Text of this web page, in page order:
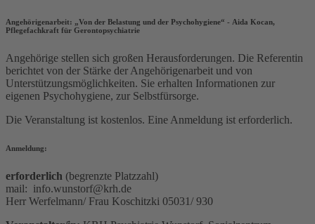
Angehörigenarbeit: „Von der Belastung und der Psychohygiene“ - Aida Kocan,
Pflegefachkraft für Gerontopsychiatrie
Angehörige stellen sich großen Herausforderungen. Die Referentin
berichtet von der Stärke der Angehörigenarbeit und von
Unterstützungsmöglichkeiten. Sie erhalten Informationen zur
eigenen Psychohygiene, zur Selbstfürsorge.
Die Veranstaltung ist kostenlos. Eine Anmeldung ist erforderlich.
Anmeldung:
erforderlich (begrenzte Platzzahl)
mail: info.wunstorf@krh.de
Herr Werfelmann/ Frau Koschitzki 05031/ 930